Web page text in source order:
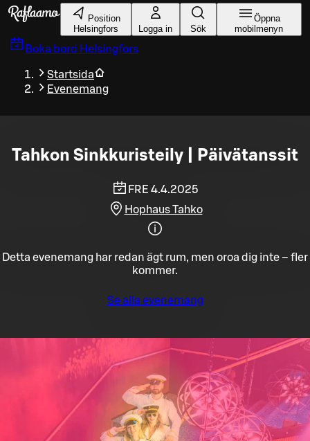
Gå till huvudinnehållet
Position
Helsingfors
Logga in Sök
Öppna
mobilmenyn
Boka bord Helsingfors
Startsida
Evenemang
Tahkon Sinkkuristeily | Päivätanssit
FRE 4.4.2025
Hophaus Tahko
Detta evenemang har redan ägt rum, men oroa dig inte – fler
kommer.
Se alla evenemang